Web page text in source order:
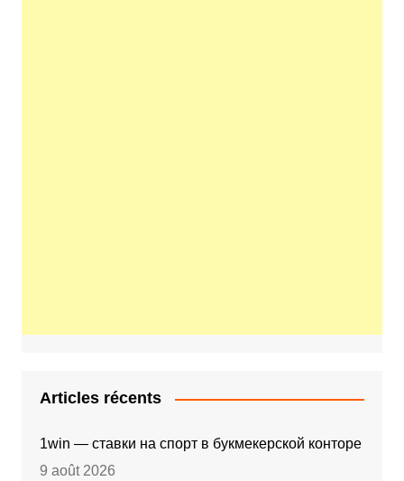
Articles récents
1win — ставки на спорт в букмекерской конторе
9 août 2026